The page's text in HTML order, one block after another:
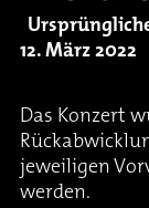
12. März 2022
Das Konzert
jeweiligen
werden.